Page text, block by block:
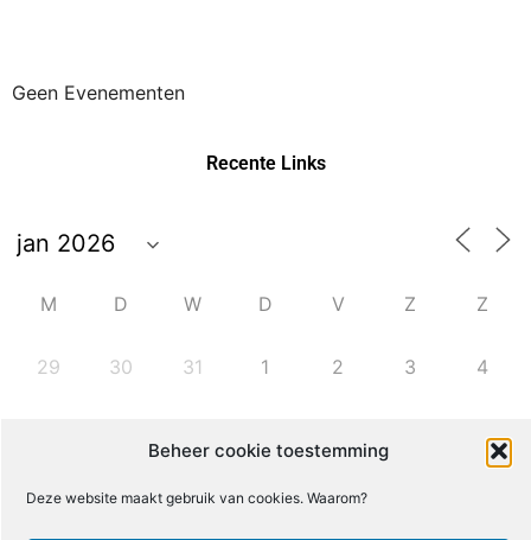
Beheer cookie toestemming
Deze website maakt gebruik van cookies. Waarom?
Geen Evenementen
Recente Links
M D W D V Z Z
29 30 31 1 2 3 4
8 11
13 14 15 16